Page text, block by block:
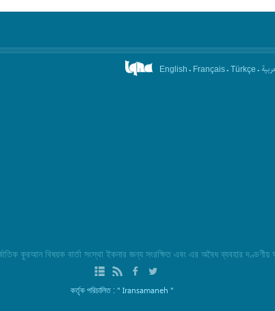
English . Français. Türkçe .
কুরআন বিষয়ক বার্তা সংস্থা ইকনার জন্য সংরক্ষিত এবং এর অবৈধ ব্যবহার দণ্ডণীয়
কর্তৃক পরিচালিত : " Iransamaneh "